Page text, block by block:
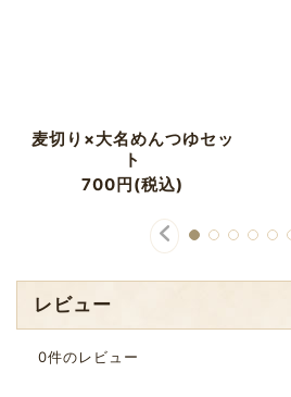
麦切り×大名めんつゆセッ
ト
700円(税込)
レビュー
0件のレビュー